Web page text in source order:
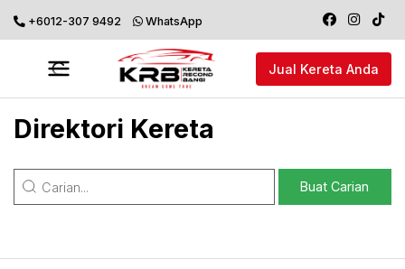
+6012-307 9492 WhatsApp
Jual Kereta Anda
Direktori Kereta